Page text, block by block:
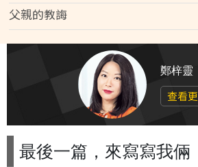
父親的教誨
鄭梓靈
查看
最後一篇，來寫寫我倆